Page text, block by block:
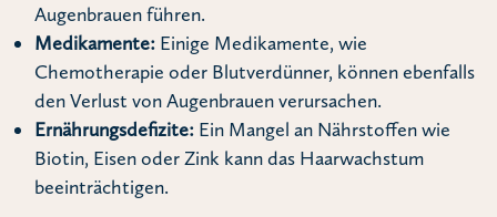
Augenbrauen führen.
Medikamente: Einige Medikamente, wie
Chemotherapie oder Blutverdünner, können ebenfalls
den Verlust von Augenbrauen verursachen.
Ernährungsdefizite: Ein Mangel an Nährstoffen wie
Biotin, Eisen oder Zink kann das Haarwachstum
beeinträchtigen.